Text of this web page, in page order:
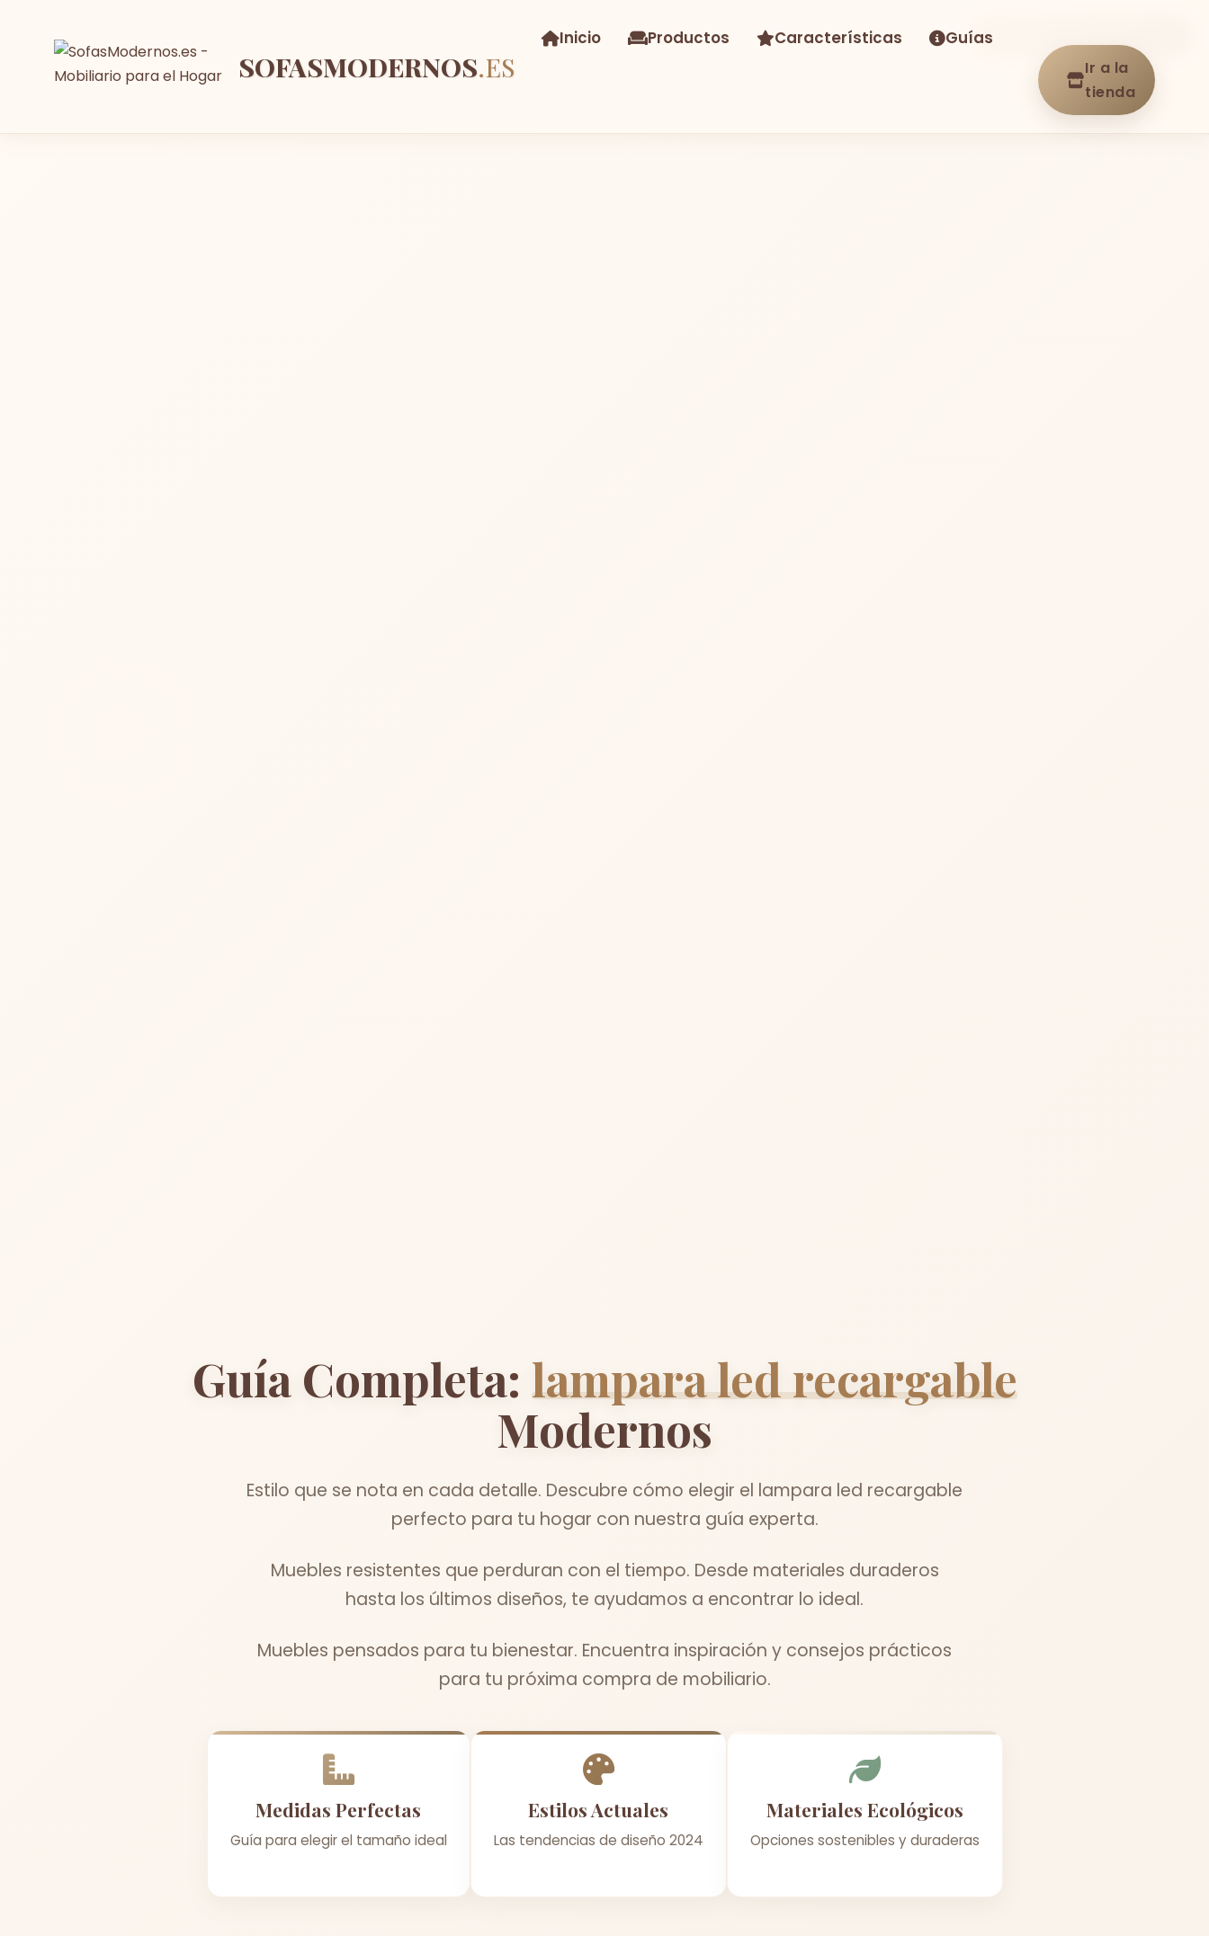
SOFASMODERNOS.ES
Inicio Productos Características Guías
Ir a la
tienda
Guía Completa: lampara led recargable
Modernos
Estilo que se nota en cada detalle. Descubre cómo elegir el lampara led recargable
perfecto para tu hogar con nuestra guía experta.
Muebles resistentes que perduran con el tiempo. Desde materiales duraderos
hasta los últimos diseños, te ayudamos a encontrar lo ideal.
Muebles pensados para tu bienestar. Encuentra inspiración y consejos prácticos
para tu próxima compra de mobiliario.
Medidas Perfectas
Guía para elegir el tamaño ideal
Estilos Actuales
Las tendencias de diseño 2024
Materiales Ecológicos
Opciones sostenibles y duraderas
-27%